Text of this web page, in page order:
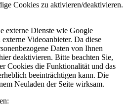
Cookies zu aktivieren/deaktivieren.
externe Dienste wie Google
Videoanbieter. Da diese
Daten von Ihnen
deaktivieren. Bitte beachten Sie,
Cookies die Funktionalität und das
beeinträchtigen kann. Die
Neuladen der Seite wirksam.